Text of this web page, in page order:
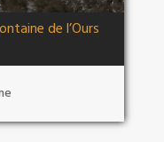
de l’Ours